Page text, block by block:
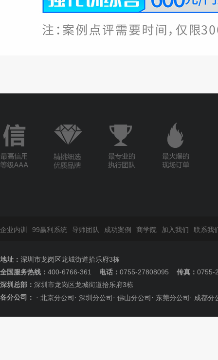
企业内训 99赢利系统 导师团队 成功案例 商学院 加入我们 联系我
地址： 深圳市龙岗区龙城街道拾乐府3栋
全国服务热线： 400-6766-361 电话： 0755-27808095 传真： 0755-
深圳总部： 深圳市龙岗区龙城街道拾乐府3栋
各分公司：
· 北京分公司 · 深圳分公司 · 佛山分公司 · 东莞分公司 · 成都分